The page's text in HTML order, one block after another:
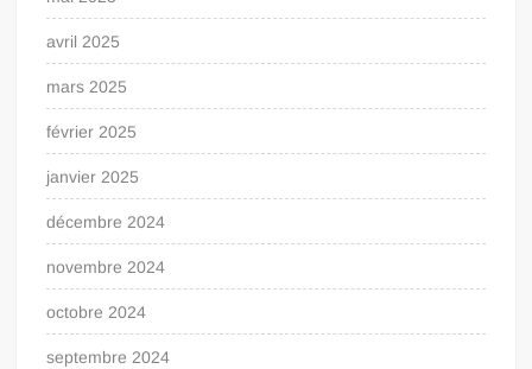
avril 2025
mars 2025
février 2025
janvier 2025
décembre 2024
novembre 2024
octobre 2024
septembre 2024